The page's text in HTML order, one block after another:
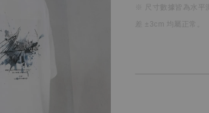
※ 尺寸數據皆為水平
差 ±3cm 均屬正常。